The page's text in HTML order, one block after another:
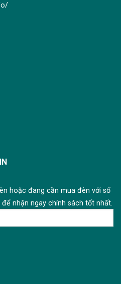
hoặc đang cần mua đèn với số
nhận ngay chính sách tốt nhất.